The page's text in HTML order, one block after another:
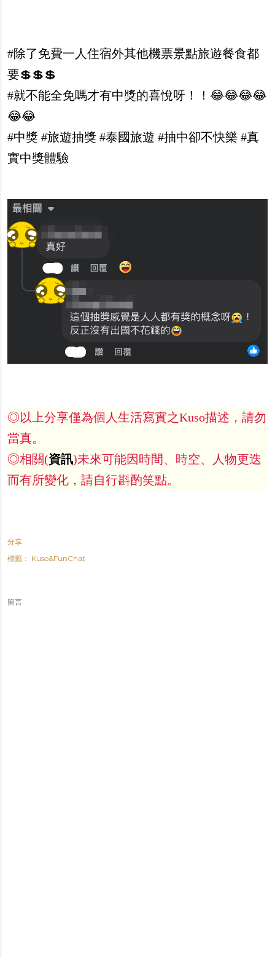
#除了免費一人住宿外其他機票景點旅遊餐食都
要💲💲💲
#就不能全免嗎才有中獎的喜悅呀！！😂😂😂😂
😂😂
#中獎 #旅遊抽獎 #泰國旅遊 #抽中卻不快樂 #真
實中獎體驗
◎以上分享僅為個人生活寫實之Kuso描述，請勿
當真。
◎相關(資訊)未來可能因時間、時空、人物更迭
而有所變化，請自行斟酌笑點。
分享
標籤： Kuso&FunChat
留言